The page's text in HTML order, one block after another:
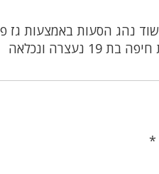
נהג הסעות באמצעות גז
ונכלאה
*